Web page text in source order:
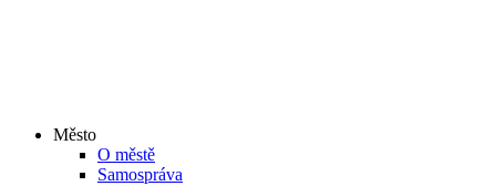
Město
O městě
Samospráva